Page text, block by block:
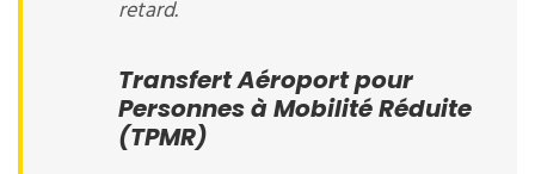
retard.
Transfert Aéroport pour
Personnes à Mobilité Réduite
(TPMR)